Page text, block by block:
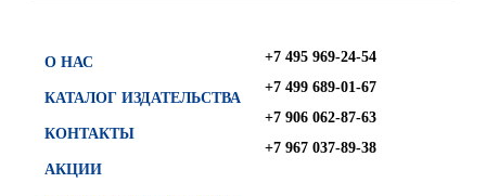
О НАС
КАТАЛОГ ИЗДАТЕЛЬСТВА
КОНТАКТЫ
АКЦИИ
+7 495 969-24-54
+7 499 689-01-67
+7 906 062-87-63
+7 967 037-89-38